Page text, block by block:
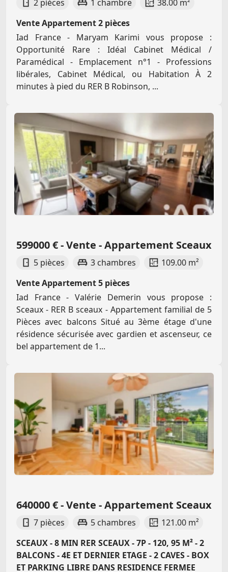
2 pièces 1 chambre
38.00 m²
Vente Appartement 2 pièces
Iad France - Maryam Karimi vous propose :
Opportunité Rare : Idéal Cabinet Médical /
Paramédical - Emplacement n°1 - Professions
libérales, Cabinet Médical, ou Habitation À 2
minutes à pied du RER B Robinson, ...
599000 € - Vente - Appartement Sceaux
5 pièces 3 chambres
109.00 m²
Vente Appartement 5 pièces
Iad France - Valérie Demerin vous propose :
Sceaux - RER B sceaux - Appartement familial de 5
Pièces avec balcons Situé au 3ème étage d'une
résidence sécurisée avec gardien et ascenseur, ce
bel appartement de 1...
640000 € - Vente - Appartement Sceaux
7 pièces 5 chambres
121.00 m²
SCEAUX - 8 MIN RER SCEAUX - 7P - 120, 95 M² - 2
BALCONS - 4E ET DERNIER ETAGE - 2 CAVES - BOX
ET PARKING LIBRE DANS RESIDENCE FERMEE